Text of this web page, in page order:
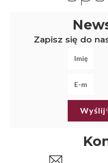
Zapisz się do
Wyślij